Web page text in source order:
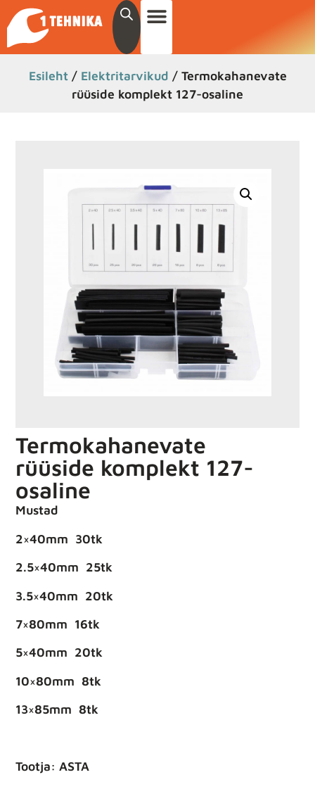
Esileht/ Elektritarvikud / Termokahanevate
rüüside komplekt 127-osaline
Termokahanevate
rüüside komplekt 127-
osaline
Mustad
2×40mm 30tk
2.5×40mm 25tk
3.5×40mm 20tk
7×80mm 16tk
5×40mm 20tk
10×80mm 8tk
13×85mm 8tk
Tootja: ASTA